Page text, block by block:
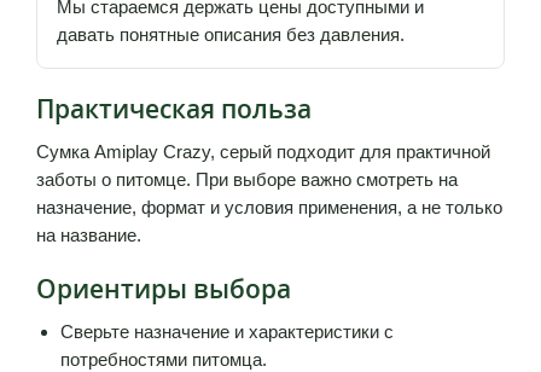
Мы стараемся держать цены доступными и
давать понятные описания без давления.
Практическая польза
Сумка Amiplay Crazy, серый подходит для практичной
заботы о питомце. При выборе важно смотреть на
назначение, формат и условия применения, а не только
на название.
Ориентиры выбора
Сверьте назначение и характеристики с
потребностями питомца.